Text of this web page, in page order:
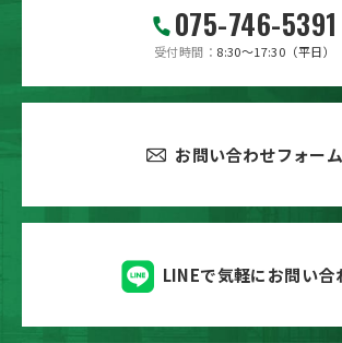
075-746-5391
受付時間 8:30～17:30（平日）
お問い合わせフォーム
LINEで気軽にお問い合